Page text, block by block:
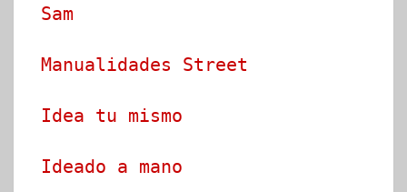
Sam
Manualidades Street
Idea tu mismo
Ideado a mano